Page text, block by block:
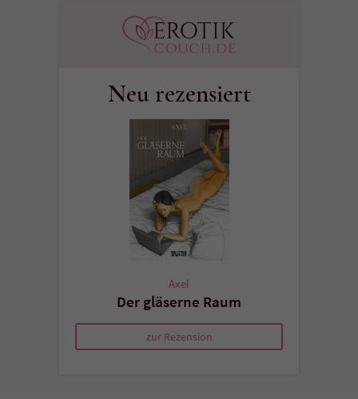
Neu rezensiert
Axel
Der gläserne Raum
zur Rezension